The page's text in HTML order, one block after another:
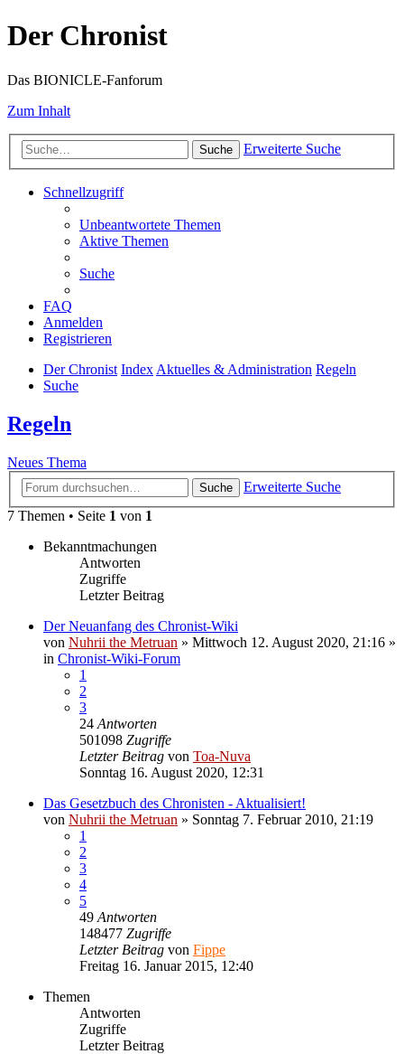
Der Chronist
Das BIONICLE-Fanforum
Zum Inhalt
Suche Erweiterte Suche
Schnellzugriff
Unbeantwortete Themen
Aktive Themen
Suche
FAQ
Anmelden
Registrieren
Der Chronist IndexAktuelles & Administration Regeln
Suche
Regeln
Neues Thema
Suche
Erweiterte Suche
7 Themen • Seite 1 von 1
Bekanntmachungen
Antworten
Zugriffe
Letzter Beitrag
Der Neuanfang des Chronist-Wiki
von Nuhrii the Metruan » Mittwoch 12. August 2020, 21:16 »
in Chronist-Wiki-Forum
1
2
3
24 Antworten
501098 Zugriffe
Letzter Beitrag von Toa-Nuva
Sonntag 16. August 2020, 12:31
Das Gesetzbuch des Chronisten - Aktualisiert!
von Nuhrii the Metruan » Sonntag 7. Februar 2010, 21:19
1
2
3
4
5
49 Antworten
148477 Zugriffe
Letzter Beitrag von Fippe
Freitag 16. Januar 2015, 12:40
Themen
Antworten
Zugriffe
Letzter Beitrag